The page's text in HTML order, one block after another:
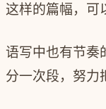
这样的篇幅，可
语写中也有节奏
分一次段，努力